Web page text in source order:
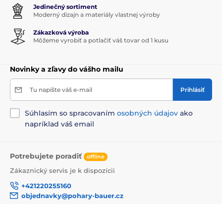
Jedinečný sortiment
Moderný dizajn a materiály vlastnej výroby
Zákazková výroba
Môžeme vyrobiť a potlačiť váš tovar od 1 kusu
Novinky a zľavy do vášho mailu
Tu napíšte váš e-mail Prihlásiť
Súhlasím so spracovaním osobných údajov ako
napríklad váš email
Potrebujete poradiť offline
Zákaznický servis je k dispozícii
+421220255160
objednavky@pohary-bauer.cz